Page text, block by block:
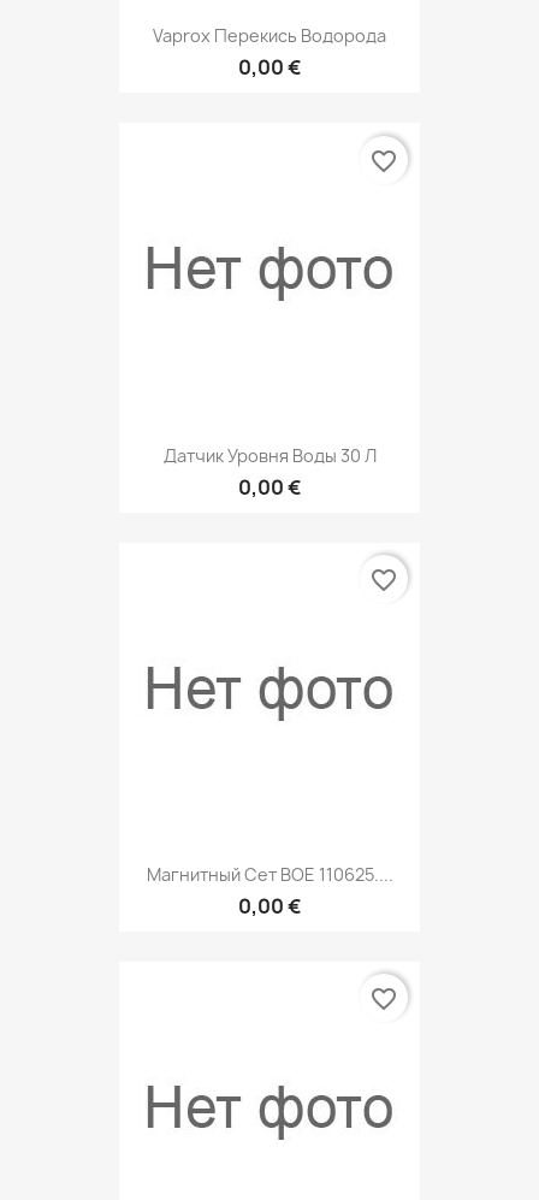
Vaprox Перекись Водорода
0,00 €
Датчик Уровня Воды 30 Л
0,00 €
favorite_border
Магнитный Сет BOE 110625....
0,00 €
favorite_border
favorite_border